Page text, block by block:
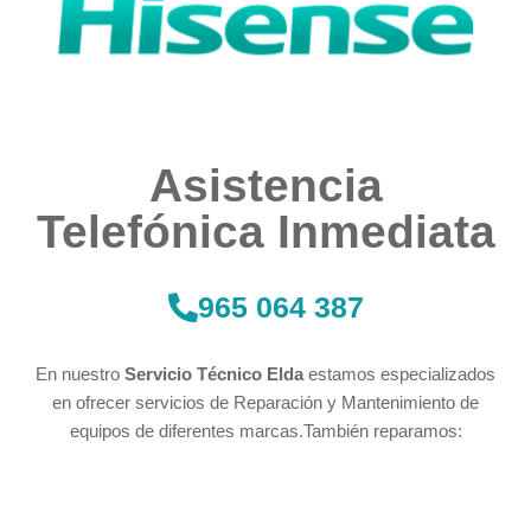
Asistencia
Telefónica Inmediata​​​
965 064 387
En nuestro Servicio Técnico Elda estamos especializados
en ofrecer servicios de Reparación y Mantenimiento de
equipos de diferentes marcas.También reparamos: